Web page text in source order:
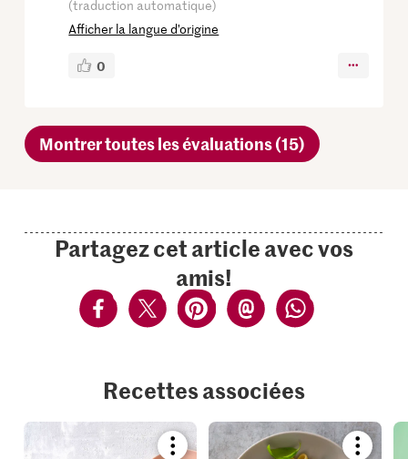
(traduction automatique)
Afficher la langue d’origine
0
Montrer toutes les évaluations (15)
Partagez cet article avec vos
amis!
Recettes associées
Bookmark